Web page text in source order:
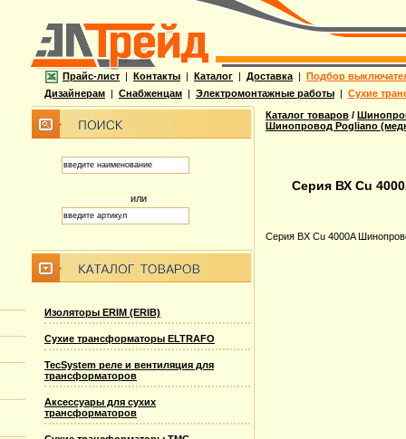
Прайс-лист | Контакты | Каталог | Доставка | Подбор
Дизайнерам | Снабженцам | Электромонтажные работы | Сухие
или
Изоляторы ERIM (ERIB)
Сухие трансформаторы ELTRAFO
TecSystem реле и вентиляция для
трансформаторов
Аксессуары для сухих
трансформаторов
Каталог товаров /
Шинопровод Pogliano
Серия ВХ Cu
Серия ВХ Cu 4000A